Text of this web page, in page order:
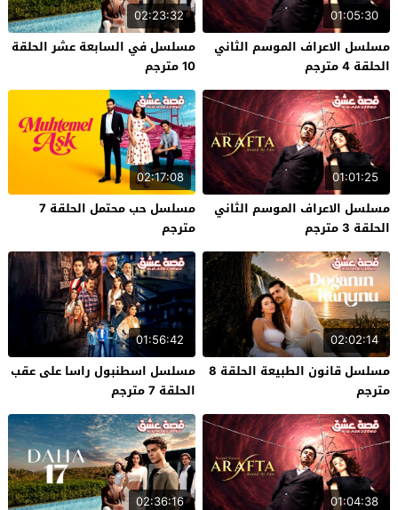
01:05:30
مسلسل الاعراف الموسم الثاني
الحلقة 4 مترجم
02:23:32
مسلسل في السابعة عشر الحلقة
10 مترجم
01:01:25
مسلسل الاعراف الموسم الثاني
الحلقة 3 مترجم
02:17:08
مسلسل حب محتمل الحلقة 7
مترجم
02:02:14
مسلسل قانون الطبيعة الحلقة 8
مترجم
01:56:42
مسلسل اسطنبول راسا على عقب
الحلقة 7 مترجم
01:04:38
02:36:16